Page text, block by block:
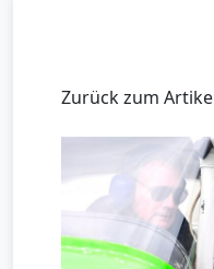
Zurück zum